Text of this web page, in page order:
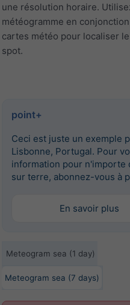
une résolution horaire.
météogramme en
cartes météo pour localiser
spot.
point+
Ceci est juste un exemple
Lisbonne, Portugal. Pour
information pour n'importe
sur terre, abonnez-vous à
En savoir plus
Meteogram sea (1 day)
Meteogram sea (7 days)